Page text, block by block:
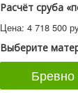
Расчёт сруба
Цена: 4 718 500
Выберите
Бревно